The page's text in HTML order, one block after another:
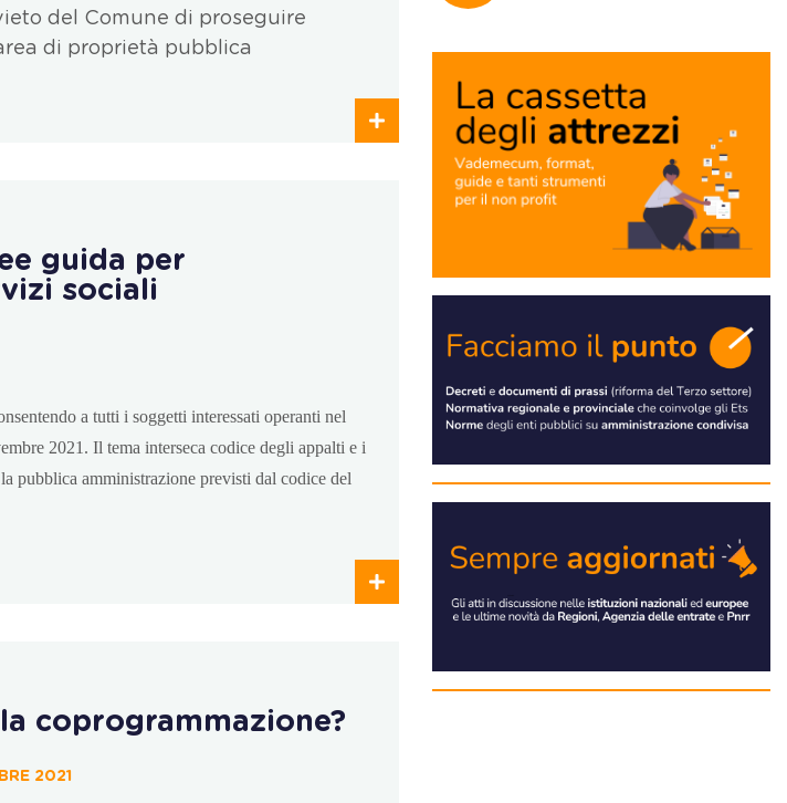
del Comune di proseguire
di proprietà pubblica
guida per
sociali
a tutti i soggetti interessati operanti nel
2021. Il tema interseca codice degli appalti e i
pubblica amministrazione previsti dal codice del
coprogrammazione?
2021